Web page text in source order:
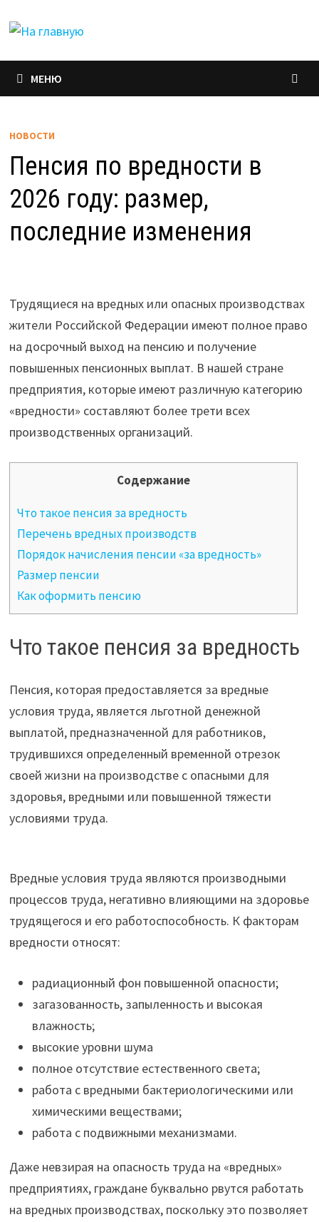
МЕНЮ
НОВОСТИ
Пенсия по вредности в
2026 году: размер,
последние изменения
Трудящиеся на вредных или опасных производствах
жители Российской Федерации имеют полное право
на досрочный выход на пенсию и получение
повышенных пенсионных выплат. В нашей стране
предприятия, которые имеют различную категорию
«вредности» составляют более трети всех
производственных организаций.
Содержание
Что такое пенсия за вредность
Перечень вредных производств
Порядок начисления пенсии «за вредность»
Размер пенсии
Как оформить пенсию
Что такое пенсия за вредность
Пенсия, которая предоставляется за вредные
условия труда, является льготной денежной
выплатой, предназначенной для работников,
трудившихся определенный временной отрезок
своей жизни на производстве с опасными для
здоровья, вредными или повышенной тяжести
условиями труда.
Вредные условия труда являются производными
процессов труда, негативно влияющими на здоровье
трудящегося и его работоспособность. К факторам
вредности относят:
радиационный фон повышенной опасности;
загазованность, запыленность и высокая
влажность;
высокие уровни шума
полное отсутствие естественного света;
работа с вредными бактериологическими или
химическими веществами;
работа с подвижными механизмами.
Даже невзирая на опасность труда на «вредных»
предприятиях, граждане буквально рвутся работать
на вредных производствах, поскольку это позволяет